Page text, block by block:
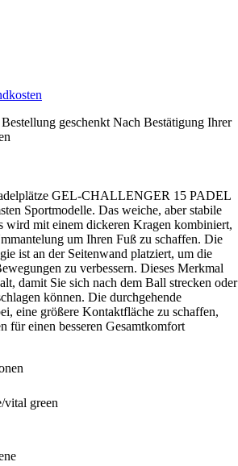
geschenkt Nach Bestätigung Ihrer
GEL-CHALLENGER 15 PADEL
Sportmodelle. Das weiche, aber stabile
wird mit einem dickeren Kragen kombiniert,
um Ihren Fuß zu schaffen. Die
ist an der Seitenwand platziert, um die
zu verbessern. Dieses Merkmal
damit Sie sich nach dem Ball strecken oder
können. Die durchgehende
eine größere Kontaktfläche zu schaffen,
für einen besseren Gesamtkomfort
vital green